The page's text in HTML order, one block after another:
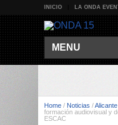
INICIO LA ONDA
MENU
Home / Noticias /Alicante
formación audiovisual y
ESCAC